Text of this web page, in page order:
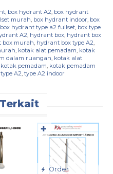
box hydrant A2 box hydrant
murah box hydrant indoor box
box hydrant type a2 fullset box type
A2 hydrant box hydrant box
box murah hydrant box type A2
kotak alat pemadam kotak
dalam ruangan kotak alat
kotak pemadam kotak pemadam
type A2 type A2 indoor
Order
✚